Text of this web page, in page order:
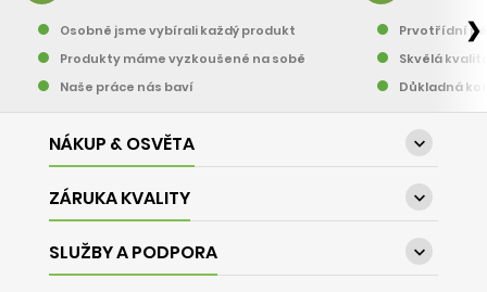
Osobně jsme vybírali každý produkt
Produkty máme vyzkoušené na sobě
Naše práce nás baví
Prvotřídní
Skvělá
Důkladná
❯
NÁKUP & OSVĚTA 
ZÁRUKA KVALITY 
SLUŽBY A PODPORA 